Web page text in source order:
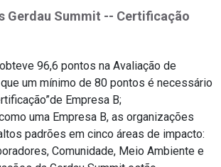
Gerdau Summit -- Certificação
96,6 pontos na Avaliação de
um mínimo de 80 pontos é necessário
Empresa B;
uma Empresa B, as organizações
padrões em cinco áreas de impacto:
Comunidade, Meio Ambiente e